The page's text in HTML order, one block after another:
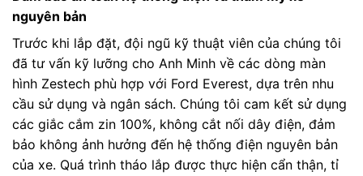
nguyên bản
Trước khi lắp đặt, đội ngũ kỹ thuật viên của chúng tôi
đã tư vấn kỹ lưỡng cho Anh Minh về các dòng màn
hình Zestech phù hợp với Ford Everest, dựa trên nhu
cầu sử dụng và ngân sách. Chúng tôi cam kết sử dụng
các giắc cắm zin 100%, không cắt nối dây điện, đảm
bảo không ảnh hưởng đến hệ thống điện nguyên bản
của xe. Quá trình tháo lắp được thực hiện cẩn thận, tỉ